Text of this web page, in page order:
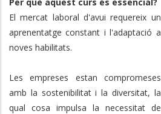
El mercat laboral d'avui requereix un
aprenentatge constant i l'adaptació a
noves habilitats.
Les empreses estan compromeses
amb la sostenibilitat i la diversitat, la
qual cosa impulsa la necessitat de